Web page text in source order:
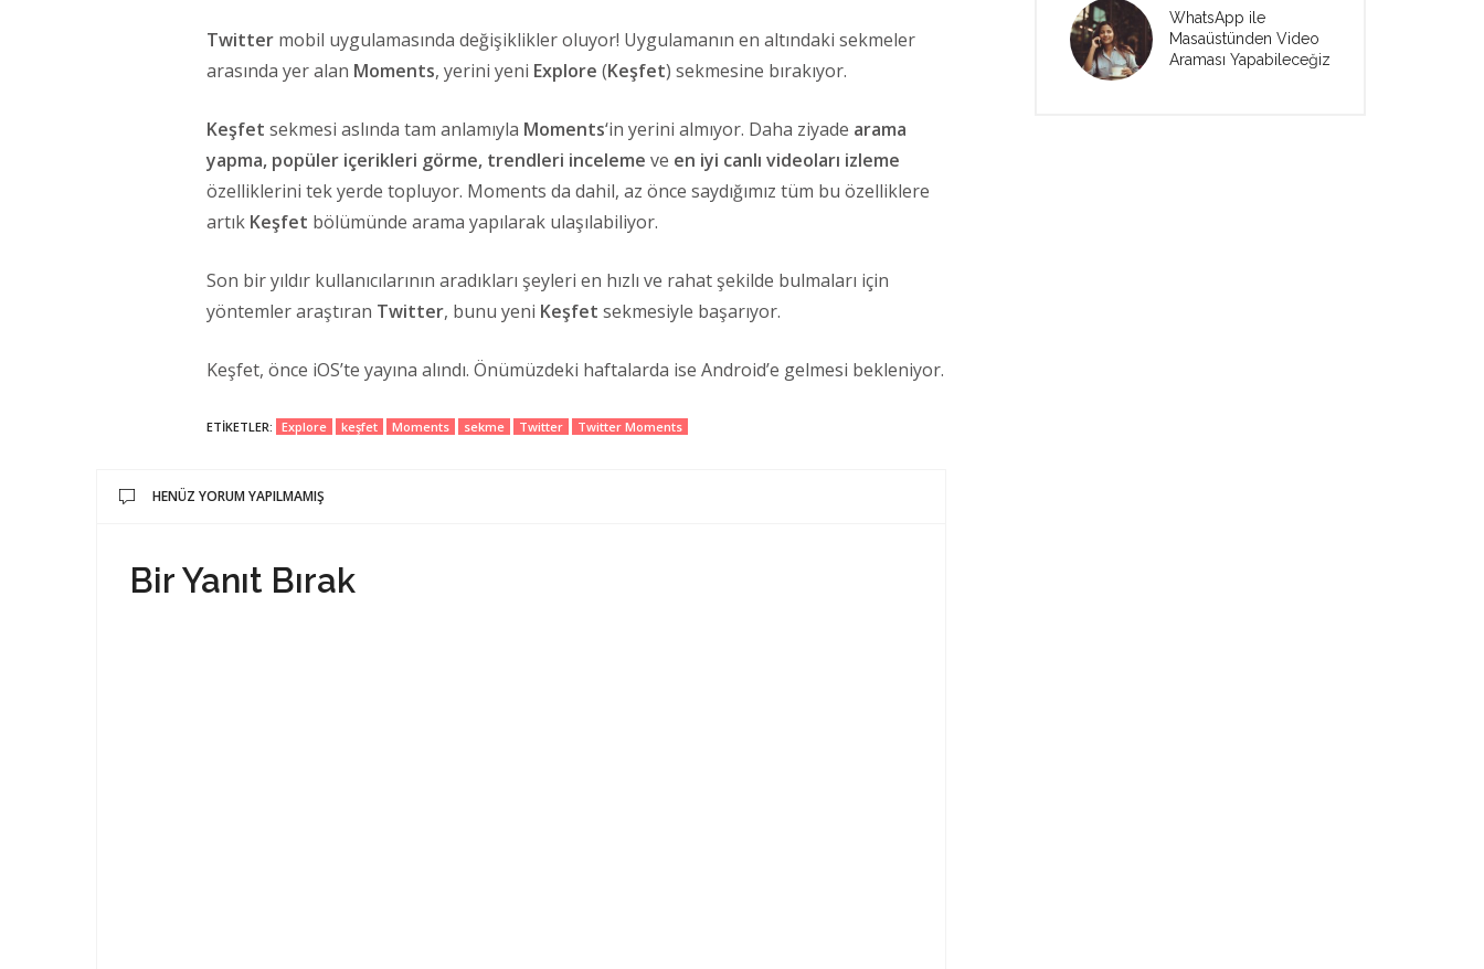
Twitter mobil uygulamasında değişiklikler oluyor! Uygulamanın en altındaki sekmeler
arasında yer alan Moments, yerini yeni Explore (Keşfet) sekmesine bırakıyor.
Keşfet sekmesi aslında tam anlamıyla Moments‘in yerini almıyor. Daha ziyade arama
yapma, popüler içerikleri görme, trendleri inceleme ve en iyi canlı videoları izleme
özelliklerini tek yerde topluyor. Moments da dahil, az önce saydığımız tüm bu özelliklere
artık Keşfet bölümünde arama yapılarak ulaşılabiliyor.
Son bir yıldır kullanıcılarının aradıkları şeyleri en hızlı ve rahat şekilde bulmaları için
yöntemler araştıran Twitter, bunu yeni Keşfet sekmesiyle başarıyor.
Keşfet, önce iOS’te yayına alındı. Önümüzdeki haftalarda ise Android’e gelmesi bekleniyor.
ETIKETLER: Explore keşfet Moments sekme Twitter Twitter Moments
HENÜZ YORUM YAPILMAMIŞ
Bir Yanıt Bırak
WhatsApp ile
Masaüstünden Video
Araması Yapabileceğiz